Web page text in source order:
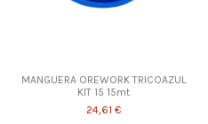
MANGUERA OREWORK TRICOAZUL
KIT 15 15mt
24,61 €